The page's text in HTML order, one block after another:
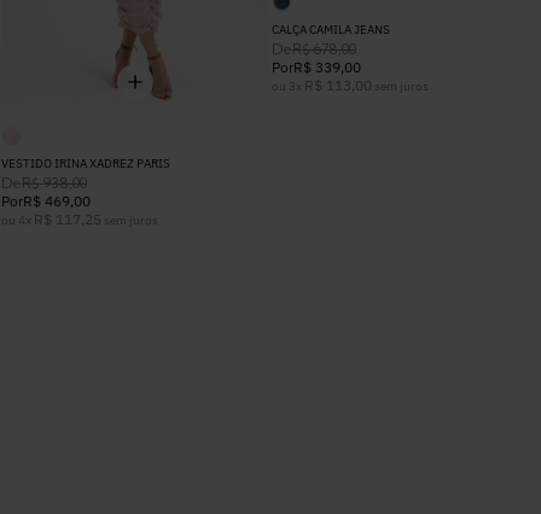
VESTIDO IRINA XADREZ PARIS
DeR$ 938,00
PorR$ 469,00
ou 4 x R$ 117,25 sem juros
CALÇA CAMILA JEANS
DeR$ 678,00
PorR$ 339,00
ou 3 x R$ 113,00 sem juros